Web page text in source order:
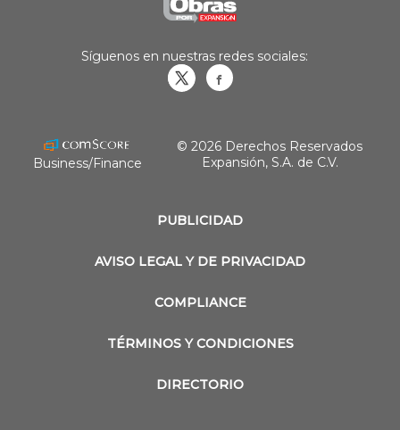
PUBLICIDAD
AVISO LEGAL Y DE PRIVACIDAD
COMPLIANCE
TÉRMINOS Y CONDICIONES
DIRECTORIO
Síguenos en nuestras redes sociales:
Business/Finance
© 2026 Derechos Reservados
Expansión, S.A. de C.V.